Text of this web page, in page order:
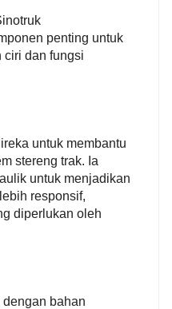
penting untuk
ciri dan fungsi
untuk membantu
stereng trak. Ia
untuk menjadikan
responsif,
diperlukan oleh
bahan